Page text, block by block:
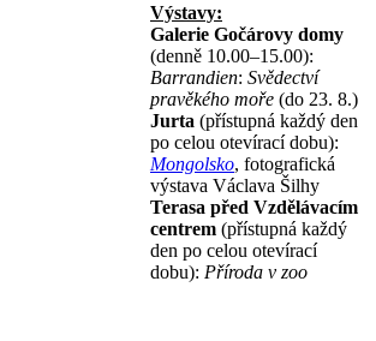
Výstavy:
Galerie Gočárovy domy
(denně 10.00–⁠⁠⁠⁠⁠⁠15.00):
Barrandien: Svědectví
pravěkého moře (do 23. 8.)
Jurta (přístupná každý den
po celou otevírací dobu):
Mongolsko, fotografická
výstava Václava Šilhy
Terasa před Vzdělávacím
centrem (přístupná každý
den po celou otevírací
dobu): Příroda v zoo